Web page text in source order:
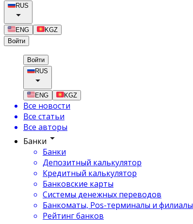
RUS
ENG
KGZ
Войти
Войти
RUS
ENG KGZ
Все новости
Все статьи
Все авторы
Банки
Банки
Депозитный калькулятор
Кредитный калькулятор
Банковские карты
Системы денежных переводов
Банкоматы, Pos-терминалы и филиалы
Рейтинг банков